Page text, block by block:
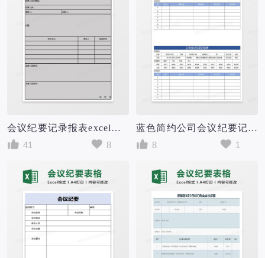
会议纪要记录报表excel模板
41
8
蓝色简约公司会议纪要记录表
8
1